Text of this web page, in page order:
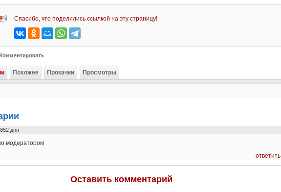
Спасибо, что поделились ссылкой на эту страницу!
Похожее Прокачки Просмотры
дня
модератором
ответить
Оставить комментарий